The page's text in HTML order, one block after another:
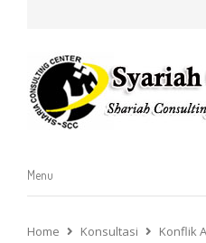
Menu
Menu
Home Konsultasi Konflik